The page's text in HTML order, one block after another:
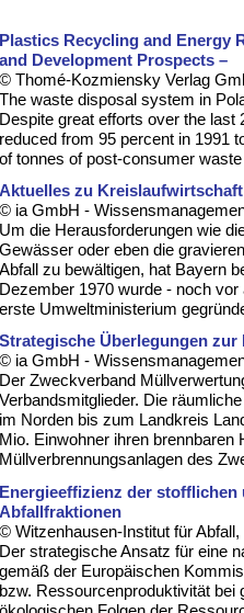
Plastics Recycling and Energy
and Development Prospects –
© Thomé-Kozmiensky Verlag
The waste disposal system in
Despite great efforts over the
reduced from 95 percent in 1991
of tonnes of post-consumer
Aktuelles zu
© ia GmbH -
Um die Herausforderungen wie
Gewässer oder eben die
Abfall zu bewältigen, hat Bayern
Dezember 1970 wurde - noch
erste Umweltministerium
Strategische Überlegungen zur
© ia GmbH -
Der Zweckverband
Verbandsmitglieder. Die
im Norden bis zum Landkreis
Mio. Einwohner ihren brennbaren
Müllverbrennungsanlagen des
Energieeffizienz der
Abfallfraktionen
© Witzenhausen-Institut für
Der strategische Ansatz für eine
gemäß der Europäischen
bzw. Ressourcenproduktivität bei